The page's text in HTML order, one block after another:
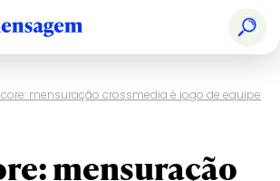
mensuração crossmedia é jogo de equipe
mensuração